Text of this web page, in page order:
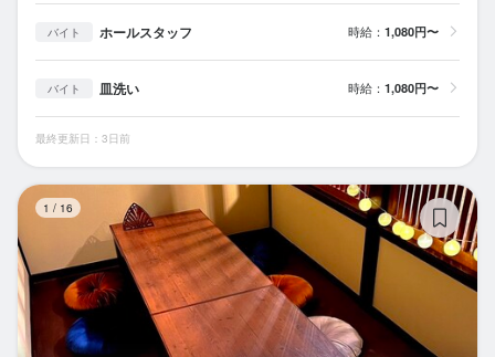
バイト ホールスタッフ 時給： 1,080円〜
バイト 皿洗い 時給： 1,080円〜
最終更新日：3日前
1 / 16